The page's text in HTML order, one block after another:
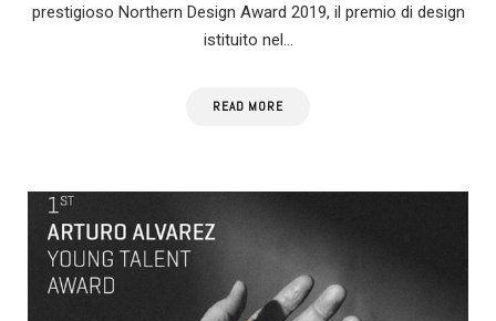
prestigioso Northern Design Award 2019, il premio di design
istituito nel…
READ MORE